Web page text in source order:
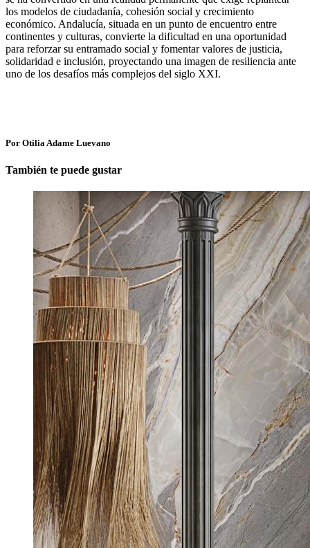
los modelos de ciudadanía, cohesión social y crecimiento
económico. Andalucía, situada en un punto de encuentro entre
continentes y culturas, convierte la dificultad en una oportunidad
para reforzar su entramado social y fomentar valores de justicia,
solidaridad e inclusión, proyectando una imagen de resiliencia ante
uno de los desafíos más complejos del siglo XXI.
Por Otilia Adame Luevano
También te puede gustar